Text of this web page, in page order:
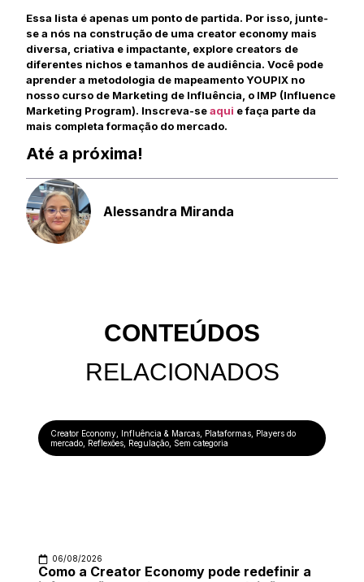
Essa lista é apenas um ponto de partida. Por isso, junte-
se a nós na construção de uma creator economy mais
diversa, criativa e impactante, explore creators de
diferentes nichos e tamanhos de audiência. Você pode
aprender a metodologia de mapeamento YOUPIX no
nosso curso de Marketing de Influência, o IMP (Influence
Marketing Program). Inscreva-se aqui e faça parte da
mais completa formação do mercado.
Até a próxima!
Alessandra Miranda
CONTEÚDOS
RELACIONADOS
Creator Economy Influência & Marcas Plataformas Players do
mercado Reflexões Regulação Sem categoria
06/08/2026
Como a Creator Economy pode redefinir a